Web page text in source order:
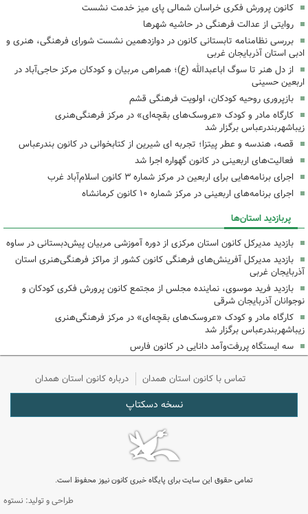
کانون پرورش فکری خراسان شمالی پای میز خدمت نشست
روایتی از عدالت فرهنگی در حاشیه شهرها
بررسی نظامنامه تابستانی کانون در دوازدهمین نشست شورای فرهنگی، هنری و
ادبی استان آذربایجان غربی
از دل هنر تا سوگ اباعبدالله (ع)؛ همراهی مربیان و کودکان مرکز حاجی‌آباد در
اربعین حسینی
بازپروری روحیه کودکان، اولویت فرهنگی قشم
کارگاه مادر و کودک «عروسک‌های بقچه‌ای» در مرکز فرهنگی‌هنری
زیباشهربندرعباس برگزار شد
قصه، هندسه و عطر پیتزا؛ تجربه ای شیرین از کتابخوانی در کانون بندرعباس
فعالیت‌های اربعینی در کانون گهواره اجرا شد
اجرای برنامه‌هایی برای اربعین در مرکز شماره ۳ کانون اسلام‌آباد غرب
اجرای برنامه‌های اربعینی در مرکز شماره ۱۰ کانون کرمانشاه
پربازدید استان‌ها
بازدید مدیرکل کانون استان مرکزی از دوره آموزشی مربیان پیش‌دبستانی در ساوه
بازدید مدیرکل آفرینش‌های فرهنگی کانون کشور از مراکز فرهنگی‌هنری استان
آذربایجان غربی
بازدید فرید موسوی، نماینده مجلس از مجتمع کانون پرورش فکری کودکان و
نوجوانان آذربایجان شرقی
کارگاه مادر و کودک «عروسک‌های بقچه‌ای» در مرکز فرهنگی‌هنری
زیباشهربندرعباس برگزار شد
سه ایستگاه پررفت‌وآمد دانایی در کانون فارس
تماس با کانون استان همدان درباره کانون استان همدان
نسخه دسکتاپ
تمامی حقوق این سایت برای پایگاه خبری کانون نیوز محفوظ است.
طراحی و تولید: نستوه